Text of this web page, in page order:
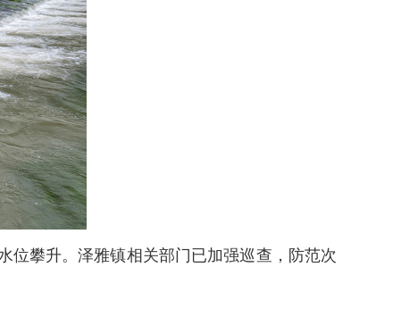
攀升。泽雅镇相关部门已加强巡查，防范次